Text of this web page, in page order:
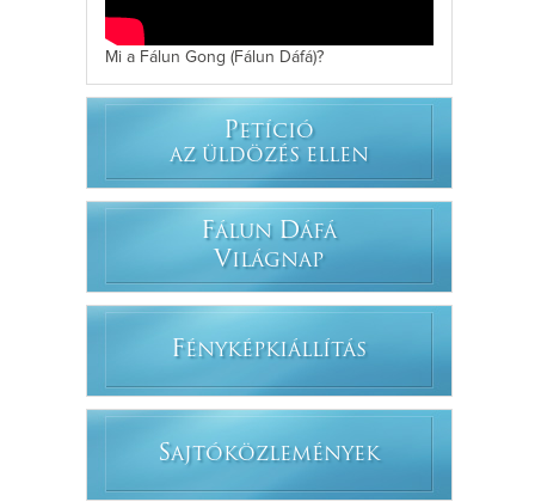
Mi a Fálun Gong (Fálun Dáfá)?
PETÍCIÓ
AZ ÜLDÖZÉS ELLEN
FÁLUN DÁFÁ
VILÁGNAP
FÉNYKÉPKIÁLLÍTÁS
SAJTÓKÖZLEMÉNYEK